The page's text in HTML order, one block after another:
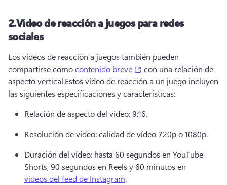
2.Vídeo de reacción a juegos para redes
sociales
Los vídeos de reacción a juegos también pueden
compartirse como contenido breve (opens in a new tab)
con una relación de
aspecto vertical.Estos vídeo de reacción a un juego incluyen
las siguientes especificaciones y características:
Relación de aspecto del vídeo: 9:16.
Resolución de vídeo: calidad de vídeo 720p o 1080p.
Duración del vídeo: hasta 60 segundos en YouTube
Shorts, 90 segundos en Reels y 60 minutos en
vídeos del feed de Instagram.